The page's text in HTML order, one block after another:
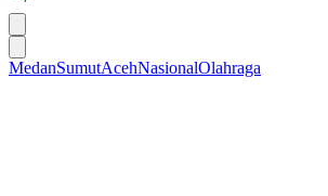
MedanSumutAcehNasionalOlahraga